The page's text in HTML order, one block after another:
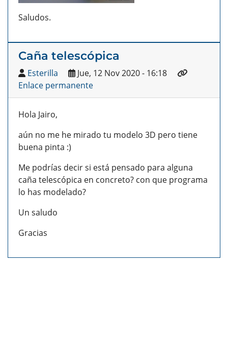
Saludos.
Caña telescópica
Esterilla
Jue, 12 Nov 2020 - 16:18
Enlace permanente
Hola Jairo,
aún no me he mirado tu modelo 3D pero tiene
buena pinta :)
Me podrías decir si está pensado para alguna
caña telescópica en concreto? con que programa
lo has modelado?
Un saludo
Gracias